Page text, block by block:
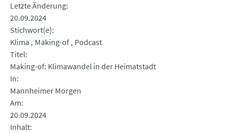
Letzte Änderung
20.09.2024
Stichwort(e)
Klima
Making-of Podcast
Titel
Making-of: Klimawandel in der Heimatstadt
In
Mannheimer Morgen
Am
20.09.2024
Inhalt